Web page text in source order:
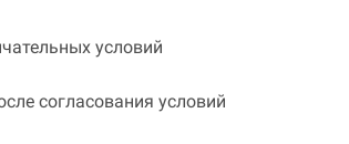
условий
согласования условий